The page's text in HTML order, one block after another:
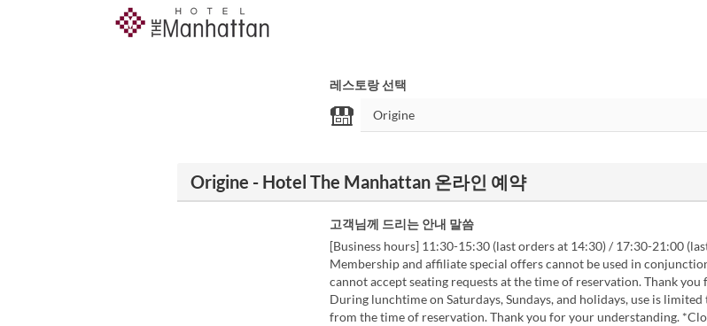
레스토랑 선택
Origine - Hotel The Manhattan 온라인 예약
고객님께 드리는 안내 말씀
[Business hours] 11:30-15:30 (last orders at 14:30) / 17:30-21:00
Membership and affiliate special offers cannot be used in
cannot accept seating requests at the time of reservation. Thank
During lunchtime on Saturdays, Sundays, and holidays, use is
from the time of reservation. Thank you for your understanding.